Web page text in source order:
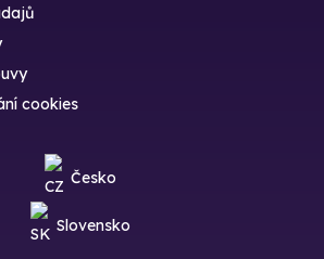
cookies
Česko
Slovensko